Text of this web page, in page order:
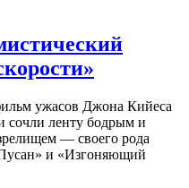
ужасов Джона Кийеса
сочли ленту бодрым и
— своего рода
и «Изгоняющий